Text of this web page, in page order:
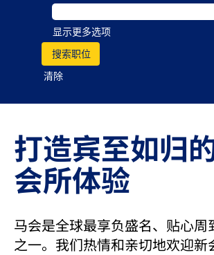
显示更多选项
清除
打造宾至如归
会所体验
马会是全球最享负盛名、贴心周
之一。我们热情和亲切地欢迎新